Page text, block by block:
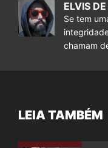
ELVIS
Se tem
chamam
LEIA TAMBÉM